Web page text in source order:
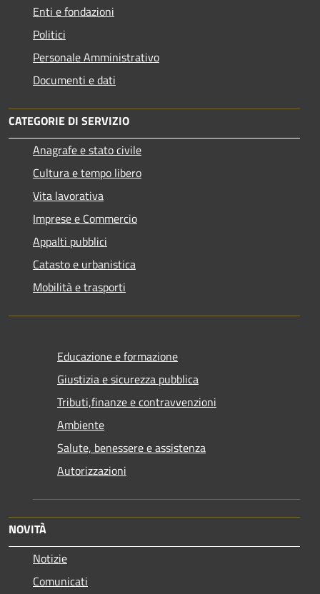
Enti e fondazioni
Politici
Personale Amministrativo
Documenti e dati
CATEGORIE DI SERVIZIO
Anagrafe e stato civile
Cultura e tempo libero
Vita lavorativa
Imprese e Commercio
Appalti pubblici
Catasto e urbanistica
Mobilità e trasporti
Educazione e formazione
Giustizia e sicurezza pubblica
Tributi,finanze e contravvenzioni
Ambiente
Salute, benessere e assistenza
Autorizzazioni
NOVITÀ
Notizie
Comunicati